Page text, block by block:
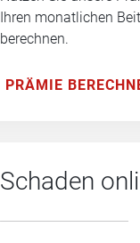
Ihren monatlichen
berechnen.
PRÄMIE
Schaden